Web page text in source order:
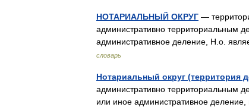
НОТАРИАЛЬНЫЙ ОКРУГ —
административно территориальным
административное деление, Н.о.
словарь
Нотариальный округ (территория
административно территориальным
или иное административное деление,